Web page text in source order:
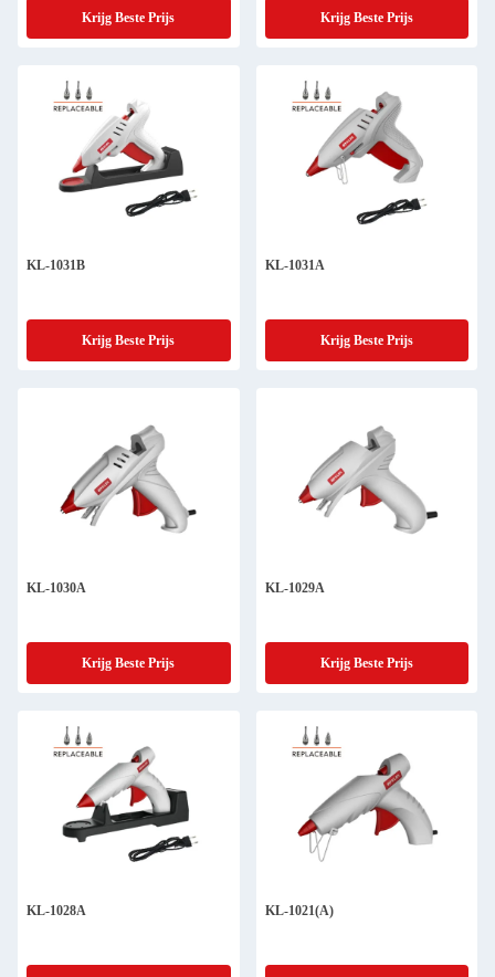
Krijg Beste Prijs Krijg Beste Prijs
KL-1031B
Krijg Beste Prijs
KL-1031A
Krijg Beste Prijs
KL-1030A
Krijg Beste Prijs
KL-1029A
Krijg Beste Prijs
KL-1028A KL-1021(A)